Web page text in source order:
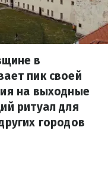
в
пик своей
на выходные
ритуал для
городов